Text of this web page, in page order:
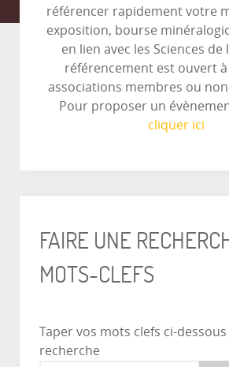
référencer rapidement votre
exposition, bourse
en lien avec les Sciences de
référencement est ouvert
associations membres ou
Pour proposer un
cliquer ici
FAIRE UNE
MOTS-CLEFS
Taper vos mots clefs ci-
recherche